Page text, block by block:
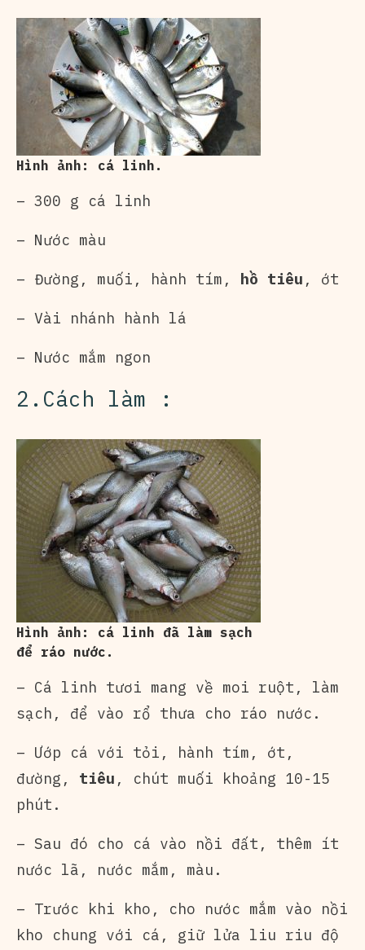
Hình ảnh: cá linh.
– 300 g cá linh
– Nước màu
– Đường, muối, hành tím, hồ tiêu , ớt
– Vài nhánh hành lá
– Nước mắm ngon
2.Cách làm :
Hình ảnh: cá linh đã làm sạch
để ráo nước.
– Cá linh tươi mang về moi ruột, làm
sạch, để vào rổ thưa cho ráo nước.
– Ướp cá với tỏi, hành tím, ớt,
đường,
tiêu , chút muối khoảng 10-15
phút.
– Sau đó cho cá vào nồi đất, thêm ít
nước lã, nước mắm, màu.
– Trước khi kho, cho nước mắm vào nồi
kho chung với cá, giữ lửa liu riu độ